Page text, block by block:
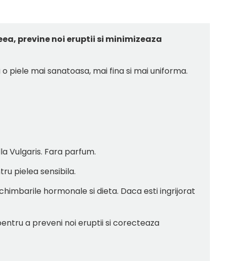
previne noi eruptii si minimizeaza
mai sanatoasa, mai fina si mai uniforma.
Vulgaris. Fara parfum.
pielea sensibila.
hormonale si dieta. Daca esti ingrijorat
a preveni noi eruptii si corecteaza